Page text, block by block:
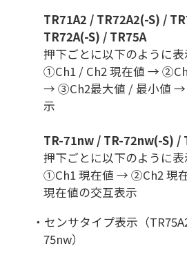
TR71A2 / TR72A2(-S) /
TR72A(-S) / TR75A
押下ごとに以下のように
①Ch1 / Ch2 現在値 →
→ ③Ch2最大値 / 最小値
示
TR-71nw / TR-72nw(-S) /
押下ごとに以下のように
①Ch1 現在値 → ②Ch2 現
現在値の交互表示
・センサタイプ表示（
75nw）